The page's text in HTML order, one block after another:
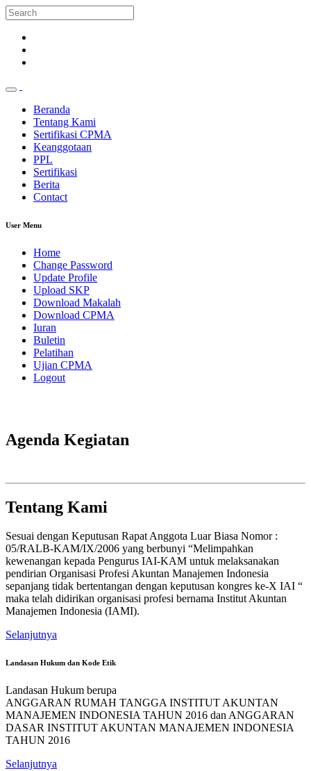
Beranda
Tentang Kami
Sertifikasi CPMA
Keanggotaan
PPL
Sertifikasi
Berita
Contact
User Menu
Home
Change Password
Update Profile
Upload SKP
Download Makalah
Download CPMA
Iuran
Buletin
Pelatihan
Ujian CPMA
Logout
Agenda Kegiatan
Tentang Kami
Sesuai dengan Keputusan Rapat Anggota Luar Biasa Nomor :
05/RALB-KAM/IX/2006 yang berbunyi “Melimpahkan
kewenangan kepada Pengurus IAI-KAM untuk melaksanakan
pendirian Organisasi Profesi Akuntan Manajemen Indonesia
sepanjang tidak bertentangan dengan keputusan kongres ke-X IAI “
maka telah didirikan organisasi profesi bernama Institut Akuntan
Manajemen Indonesia (IAMI).
Selanjutnya
Landasan Hukum dan Kode Etik
Landasan Hukum berupa
ANGGARAN RUMAH TANGGA INSTITUT AKUNTAN
MANAJEMEN INDONESIA TAHUN 2016 dan ANGGARAN
DASAR INSTITUT AKUNTAN MANAJEMEN INDONESIA
TAHUN 2016
Selanjutnya